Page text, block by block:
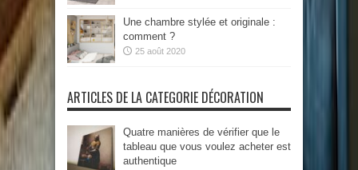
Une chambre stylée et originale :
comment ?
25 août 2020
ARTICLES DE LA CATEGORIE DÉCORATION
Quatre manières de vérifier que le
tableau que vous voulez acheter est
authentique